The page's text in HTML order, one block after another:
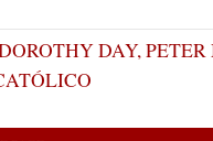
DAY,